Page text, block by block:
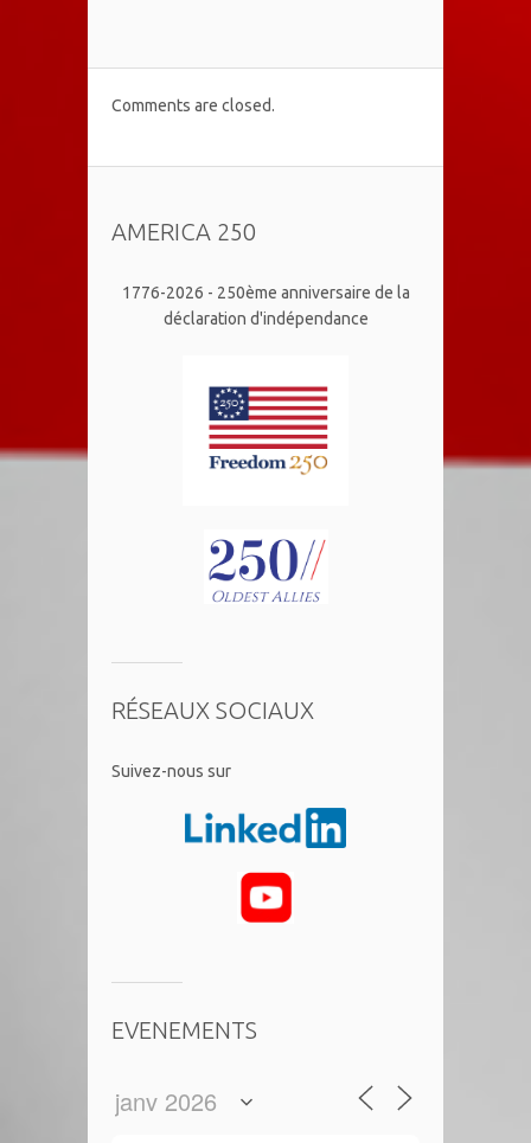
Comments are closed.
AMERICA 250
1776-2026 - 250ème anniversaire de la
déclaration d'indépendance
RÉSEAUX SOCIAUX
​Suivez-nous sur
EVENEMENTS